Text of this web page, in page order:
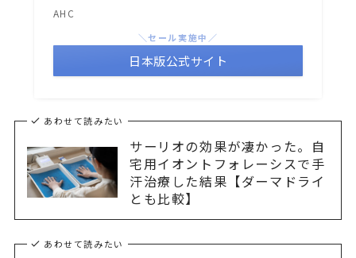
AHC
＼セール実施中／
日本版公式サイト
あわせて読みたい
サーリオの効果が凄かった。自
宅用イオントフォレーシスで手
汗治療した結果【ダーマドライ
とも比較】
あわせて読みたい